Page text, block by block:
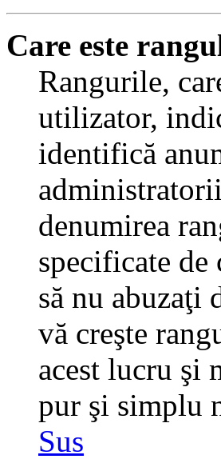
Care este
Rangurile,
utilizator,
identifică
denumirea
specificate
să nu abuzaţi
vă creşte
acest lucru şi
pur şi simplu
Sus